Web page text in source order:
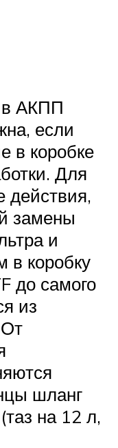
в АКПП
если
в коробке
Для
действия,
замены
и
в коробку
до самого
из
шланг
на 12 л,